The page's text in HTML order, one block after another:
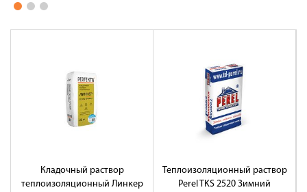
Кладочный раствор
теплоизоляционный Линкер
Теплоизоляционный раствор
Perel TKS 2520 Зимний